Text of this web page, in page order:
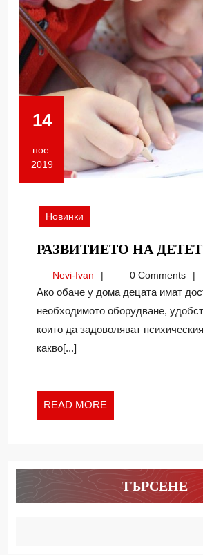
14
ное.
2019
14.11.2019
Новинки
РАЗВИТИЕТО НА
Nevi-IvanNevi-
Ivan
0 Comments
Ако обаче у дома децата имат достъп до
необходимото оборудване,
които да задоволяват
какво[...]
READ MORE
MORE
ТЪРСЕНЕ